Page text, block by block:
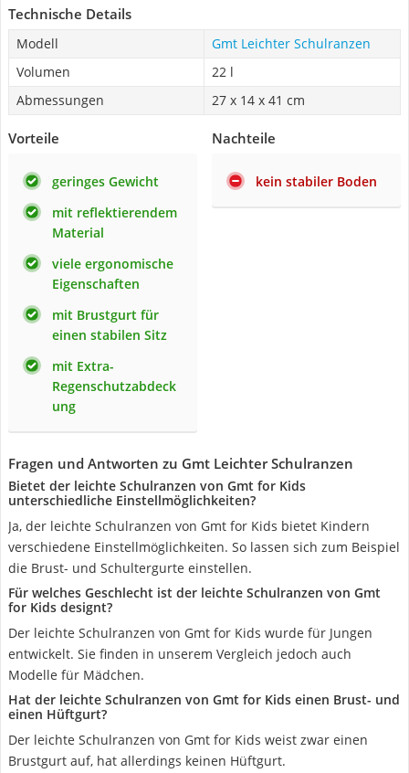
Technische Details
Modell
Gmt Leichter Schulranzen
Volumen
22 l
Abmessungen
27 x 14 x 41 cm
Vorteile
geringes Gewicht
mit reflektierendem
Material
viele ergonomische
Eigenschaften
mit Brustgurt für
einen stabilen Sitz
mit Extra-
Regenschutzabdeck
ung
Nachteile
kein stabiler Boden
Fragen und Antworten zu Gmt Leichter Schulranzen
Bietet der leichte Schulranzen von Gmt for Kids
unterschiedliche Einstellmöglichkeiten?
Ja, der leichte Schulranzen von Gmt for Kids bietet Kindern
verschiedene Einstellmöglichkeiten. So lassen sich zum Beispiel
die Brust- und Schultergurte einstellen.
Für welches Geschlecht ist der leichte Schulranzen von Gmt
for Kids designt?
Der leichte Schulranzen von Gmt for Kids wurde für Jungen
entwickelt. Sie finden in unserem Vergleich jedoch auch
Modelle für Mädchen.
Hat der leichte Schulranzen von Gmt for Kids einen Brust- und
einen Hüftgurt?
Der leichte Schulranzen von Gmt for Kids weist zwar einen
Brustgurt auf, hat allerdings keinen Hüftgurt.